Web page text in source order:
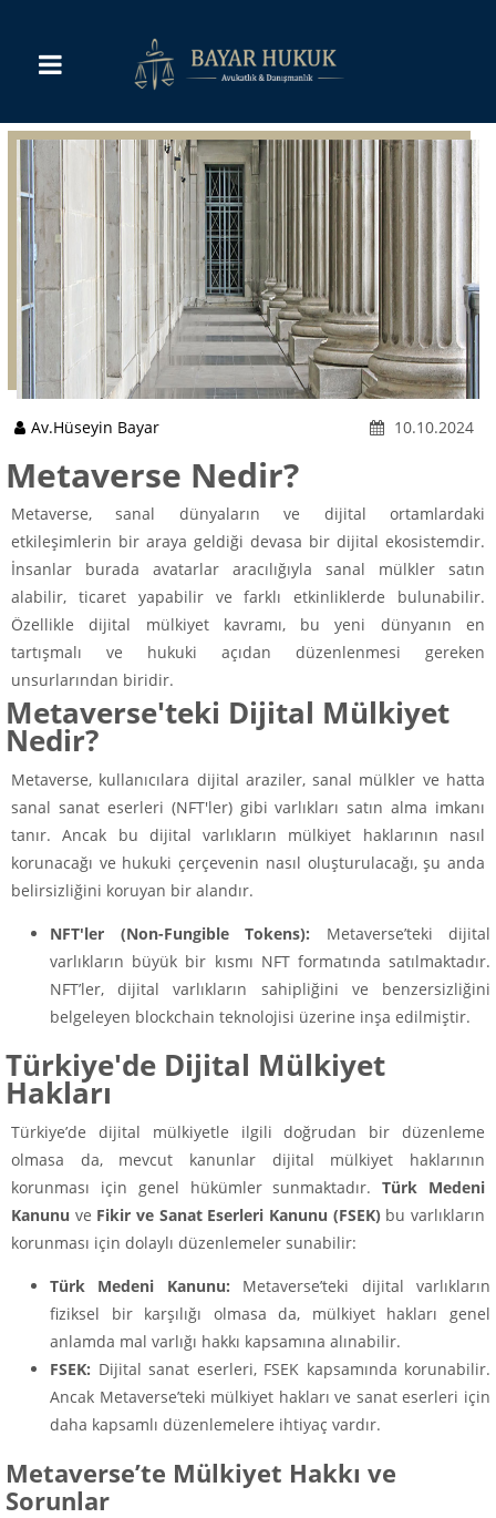
Av.Hüseyin Bayar 10.10.2024
Metaverse Nedir?
Metaverse, sanal dünyaların ve dijital ortamlardaki
etkileşimlerin bir araya geldiği devasa bir dijital ekosistemdir.
İnsanlar burada avatarlar aracılığıyla sanal mülkler satın
alabilir, ticaret yapabilir ve farklı etkinliklerde bulunabilir.
Özellikle dijital mülkiyet kavramı, bu yeni dünyanın en
tartışmalı ve hukuki açıdan düzenlenmesi gereken
unsurlarından biridir.
Metaverse'teki Dijital Mülkiyet
Nedir?
Metaverse, kullanıcılara dijital araziler, sanal mülkler ve hatta
sanal sanat eserleri (NFT'ler) gibi varlıkları satın alma imkanı
tanır. Ancak bu dijital varlıkların mülkiyet haklarının nasıl
korunacağı ve hukuki çerçevenin nasıl oluşturulacağı, şu anda
belirsizliğini koruyan bir alandır.
NFT'ler (Non-Fungible Tokens): Metaverse’teki dijital
varlıkların büyük bir kısmı NFT formatında satılmaktadır.
NFT’ler, dijital varlıkların sahipliğini ve benzersizliğini
belgeleyen blockchain teknolojisi üzerine inşa edilmiştir.
Türkiye'de Dijital Mülkiyet
Hakları
Türkiye’de dijital mülkiyetle ilgili doğrudan bir düzenleme
olmasa da, mevcut kanunlar dijital mülkiyet haklarının
korunması için genel hükümler sunmaktadır.Türk Medeni
Kanunu ve Fikir ve Sanat Eserleri Kanunu (FSEK)bu varlıkların
korunması için dolaylı düzenlemeler sunabilir:
Türk Medeni Kanunu: Metaverse’teki dijital varlıkların
fiziksel bir karşılığı olmasa da, mülkiyet hakları genel
anlamda mal varlığı hakkı kapsamına alınabilir.
FSEK: Dijital sanat eserleri, FSEK kapsamında korunabilir.
Ancak Metaverse’teki mülkiyet hakları ve sanat eserleri için
daha kapsamlı düzenlemelere ihtiyaç vardır.
Metaverse’te Mülkiyet Hakkı ve
Sorunlar